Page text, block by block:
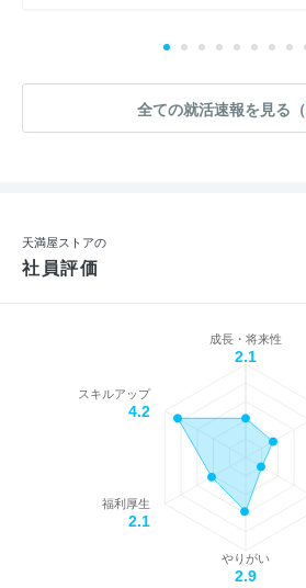
全ての就活速報を見る（
天満屋ストアの
社員評価
成長・将来性
2.1
やりがい
2.9
福利厚生
2.1
スキルアップ
4.2